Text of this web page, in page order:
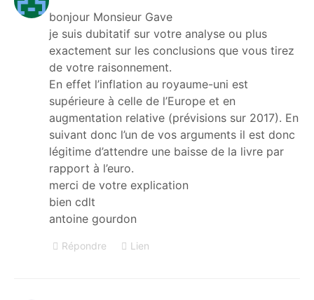
bonjour Monsieur Gave
je suis dubitatif sur votre analyse ou plus
exactement sur les conclusions que vous tirez
de votre raisonnement.
En effet l’inflation au royaume-uni est
supérieure à celle de l’Europe et en
augmentation relative (prévisions sur 2017). En
suivant donc l’un de vos arguments il est donc
légitime d’attendre une baisse de la livre par
rapport à l’euro.
merci de votre explication
bien cdlt
antoine gourdon
Répondre Lien